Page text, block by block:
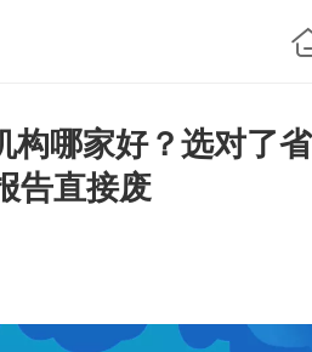
构哪家好？选对了省
告直接废